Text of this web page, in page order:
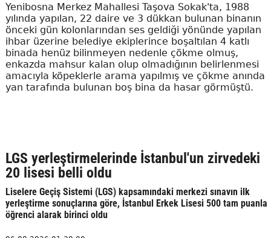
Yenibosna Merkez Mahallesi Taşova Sokak'ta, 1988
yılında yapılan, 22 daire ve 3 dükkan bulunan binanın
önceki gün kolonlarından ses geldiği yönünde yapılan
ihbar üzerine belediye ekiplerince boşaltılan 4 katlı
binada henüz bilinmeyen nedenle çökme olmuş,
enkazda mahsur kalan olup olmadığının belirlenmesi
amacıyla köpeklerle arama yapılmış ve çökme anında
yan tarafında bulunan boş bina da hasar görmüştü.
LGS yerleştirmelerinde İstanbul'un zirvedeki
20 lisesi belli oldu
Liselere Geçiş Sistemi (LGS) kapsamındaki merkezi sınavın ilk
yerleştirme sonuçlarına göre, İstanbul Erkek Lisesi 500 tam puanla
öğrenci alarak birinci oldu